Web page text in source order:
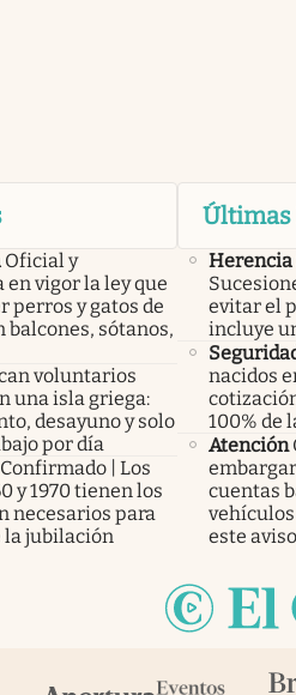
Oficial y
vigor la ley que
perros y gatos de
sótanos,
voluntarios
una isla griega:
desayuno y solo
por día
Confirmado | Los
y 1970 tienen los
necesarios para
la jubilación
Últimas
Herencia
evitar el
incluye
nacidos
100% de
Atención
cuentas
este